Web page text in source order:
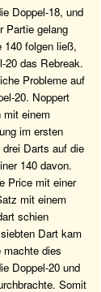
Doppel-18, und
Partie gelang
folgen ließ,
20 das Rebreak.
Probleme auf
20. Noppert
mit einem
im ersten
Darts auf die
140 davon.
Price mit einer
mit einem
schien
Dart kam
machte dies
Doppel-20 und
Somit